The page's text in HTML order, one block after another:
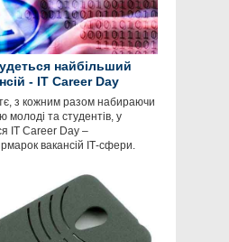
найбільший
- IT Career Day
з кожним разом набираючи
молоді та студентів, у
ІТ Career Day –
вакансій ІТ-сфери.